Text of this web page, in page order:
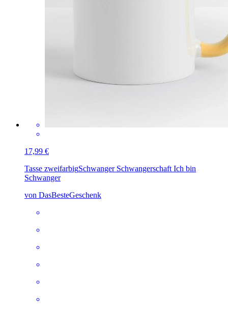
17,99 €
Tasse zweifarbigSchwanger Schwangerschaft Ich bin
Schwanger
von DasBesteGeschenk